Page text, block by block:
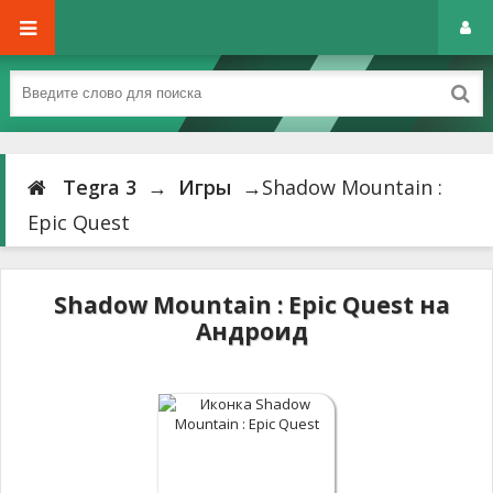
Tegra 3 → Игры →Shadow Mountain :
Epic Quest
Shadow Mountain : Epic Quest на
Андроид